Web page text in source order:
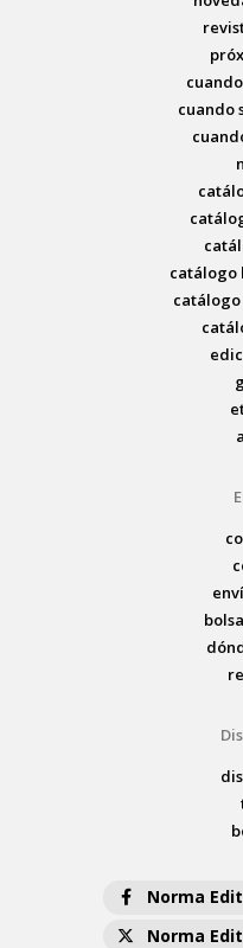
cuando
catálogo
Norma
Norma